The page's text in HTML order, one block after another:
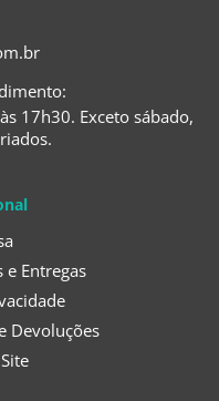
e Entregas
Devoluções
17h30. Exceto sábado,